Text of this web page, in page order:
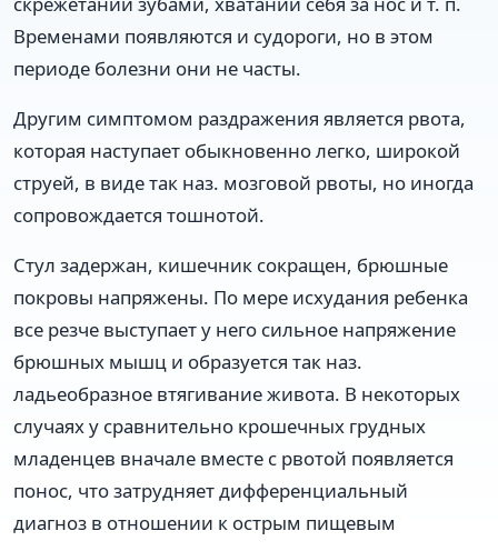
Временами появляются и судороги, но в этом
периоде болезни они не часты.
Другим симптомом раздражения является рвота,
которая наступает обыкновенно легко, широкой
струей, в виде так наз. мозговой рвоты, но иногда
сопровождается тошнотой.
Стул задержан, кишечник сокращен, брюшные
покровы напряжены. По мере исхудания ребенка
все резче выступает у него сильное напряжение
брюшных мышц и образуется так наз.
ладьеобразное втягивание живота. В некоторых
случаях у сравнительно крошечных грудных
младенцев вначале вместе с рвотой появляется
понос, что затрудняет дифференциальный
диагноз в отношении к острым пищевым